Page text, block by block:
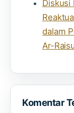
Diskusi
dalam
Ar-
Komentar